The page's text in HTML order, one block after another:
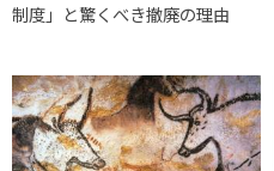
制度」と驚くべき撤廃の理由